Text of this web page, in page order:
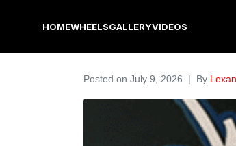
HOMEWHEELSGALLERYVIDEOS
Posted on July 9, 2026 By